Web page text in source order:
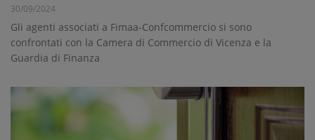
30/09/2024
Gli agenti associati a Fimaa-Confcommercio si sono
confrontati con la Camera di Commercio di Vicenza e la
Guardia di Finanza